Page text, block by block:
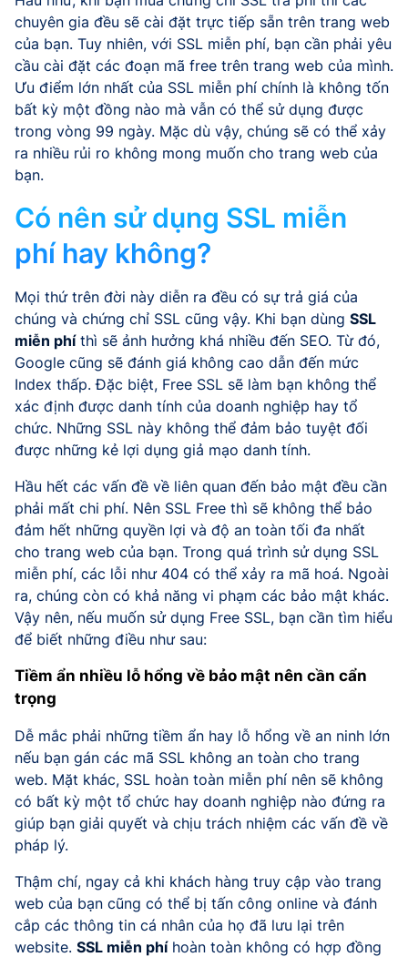
chuyên gia đều sẽ cài đặt trực tiếp sẵn trên trang web
của bạn. Tuy nhiên, với SSL miễn phí, bạn cần phải yêu
cầu cài đặt các đoạn mã free trên trang web của mình.
Ưu điểm lớn nhất của SSL miễn phí chính là không tốn
bất kỳ một đồng nào mà vẫn có thể sử dụng được
trong vòng 99 ngày. Mặc dù vậy, chúng sẽ có thể xảy
ra nhiều rủi ro không mong muốn cho trang web của
bạn.
Có nên sử dụng SSL miễn
phí hay không?
Mọi thứ trên đời này diễn ra đều có sự trả giá của
chúng và chứng chỉ SSL cũng vậy. Khi bạn dùng SSL
miễn phíthì sẽ ảnh hưởng khá nhiều đến SEO. Từ đó,
Google cũng sẽ đánh giá không cao dẫn đến mức
Index thấp. Đặc biệt, Free SSL sẽ làm bạn không thể
xác định được danh tính của doanh nghiệp hay tổ
chức. Những SSL này không thể đảm bảo tuyệt đối
được những kẻ lợi dụng giả mạo danh tính.
Hầu hết các vấn đề về liên quan đến bảo mật đều cần
phải mất chi phí. Nên SSL Free thì sẽ không thể bảo
đảm hết những quyền lợi và độ an toàn tối đa nhất
cho trang web của bạn. Trong quá trình sử dụng SSL
miễn phí, các lỗi như 404 có thể xảy ra mã hoá. Ngoài
ra, chúng còn có khả năng vi phạm các bảo mật khác.
Vậy nên, nếu muốn sử dụng Free SSL, bạn cần tìm hiểu
để biết những điều như sau:
Tiềm ẩn nhiều lỗ hổng về bảo mật nên cần cẩn
trọng
Dễ mắc phải những tiềm ẩn hay lỗ hổng về an ninh lớn
nếu bạn gán các mã SSL không an toàn cho trang
web. Mặt khác, SSL hoàn toàn miễn phí nên sẽ không
có bất kỳ một tổ chức hay doanh nghiệp nào đứng ra
giúp bạn giải quyết và chịu trách nhiệm các vấn đề về
pháp lý.
Thậm chí, ngay cả khi khách hàng truy cập vào trang
web của bạn cũng có thể bị tấn công online và đánh
cắp các thông tin cá nhân của họ đã lưu lại trên
website. SSL miễn phíhoàn toàn không có hợp đồng